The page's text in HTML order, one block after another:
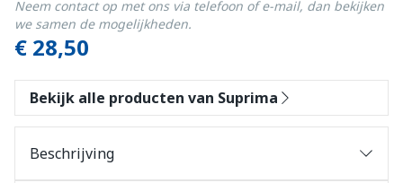
€ 28,50
Neem contact op met ons via telefoon of e-mail, dan bekijken
we samen de mogelijkheden.
Bekijk alle producten van Suprima
Beschrijving